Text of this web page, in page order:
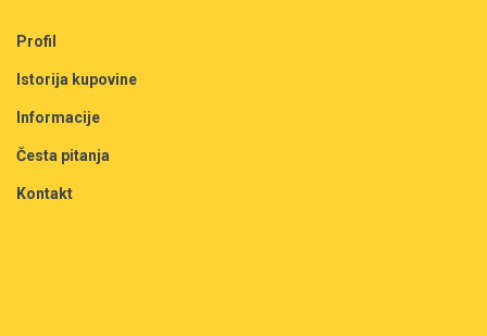
Profil
Istorija kupovine
Informacije
Česta pitanja
Kontakt